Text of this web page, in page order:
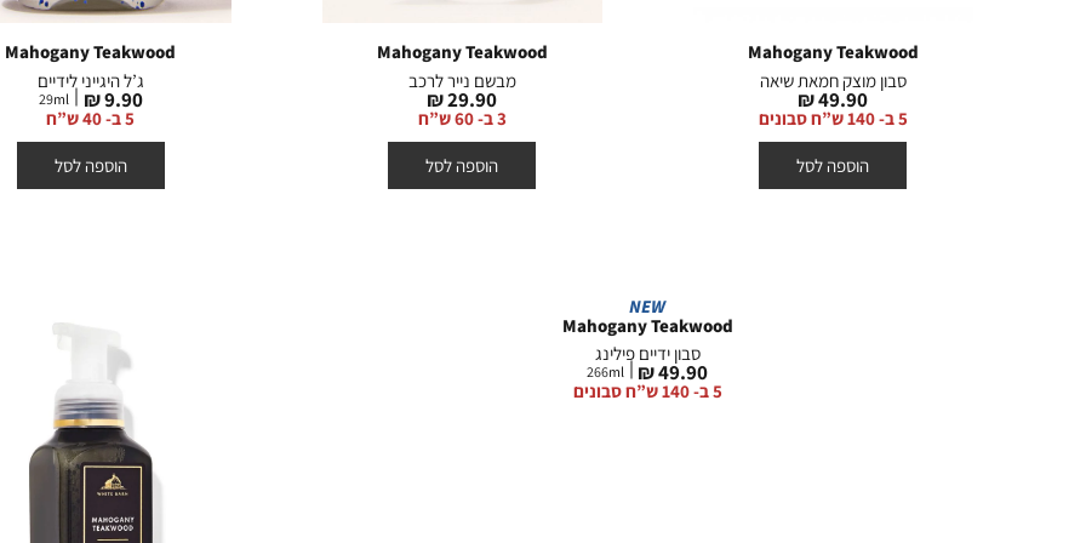
פירותי וקליל
צמחי ופורח
Vanilla Favorites
Mahogany Teakwood
סבון מוצק חמאת שיאה
מחיר
מוצר
49.90 ₪
5 ב- 140 ש”ח סבונים
הוספה לסל
Mahogany Teakwood
מבשם נייר לרכב
מחיר
מוצר
29.90 ₪
3 ב- 60 ש”ח
הוספה לסל
Mahogany Teakwood
ג’ל היגייני לידיים
מחיר
מוצר
9.90 ₪
29ml
5 ב- 40 ש”ח
הוספה לסל
NEW
Mahogany Teakwood
סבון ידיים פילינג
מחיר
מוצר
49.90 ₪
266ml
5 ב- 140 ש”ח סבונים